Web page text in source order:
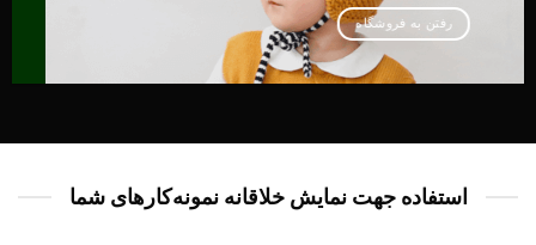
رفتن به فروشگاه
استفاده جهت نمایش خلاقانه نمونه‌کار‌های شما